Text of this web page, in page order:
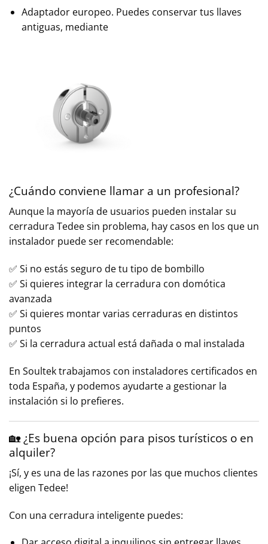
Adaptador europeo. Puedes conservar tus llaves
antiguas, mediante
¿Cuándo conviene llamar a un profesional?
Aunque la mayoría de usuarios pueden instalar su
cerradura Tedee sin problema, hay casos en los que un
instalador puede ser recomendable:
✅ Si no estás seguro de tu tipo de bombillo
✅ Si quieres integrar la cerradura con domótica
avanzada
✅ Si quieres montar varias cerraduras en distintos
puntos
✅ Si la cerradura actual está dañada o mal instalada
En Soultek trabajamos con instaladores certificados en
toda España, y podemos ayudarte a gestionar la
instalación si lo prefieres.
🏡 ¿Es buena opción para pisos turísticos o en
alquiler?
¡Sí, y es una de las razones por las que muchos clientes
eligen Tedee!
Con una cerradura inteligente puedes: